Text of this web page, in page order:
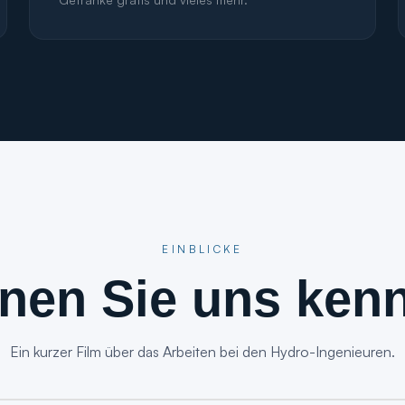
EINBLICKE
Sie uns
Ein kurzer Film über das Arbeiten bei den Hydro-Ingenieuren.